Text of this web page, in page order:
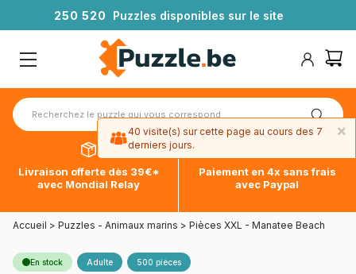
250 520 Puzzles disponibles sur le site
Livraison offerte dès 39€*
avec Mondial Relay
Paiement en 4x sans frais
avec Paypal
Accueil > Puzzles - Animaux marins > Pièces XXL - Manatee Beach
En stock Adulte 500 pièces
×
40 visite(s) sur cette page au cours des 7
derniers jours.